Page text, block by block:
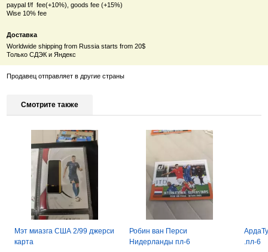
paypal f/f fee(+10%), goods fee (+15%)
Wise 10% fee
Доставка
Worldwide shipping from Russia starts from 20$
Только СДЭК и Яндекс
Продавец отправляет в другие страны
Смотрите также
Мэт миазга США 2/99 джерси
карта
Робин ван Перси
Нидерланды пл-6
.пл-6